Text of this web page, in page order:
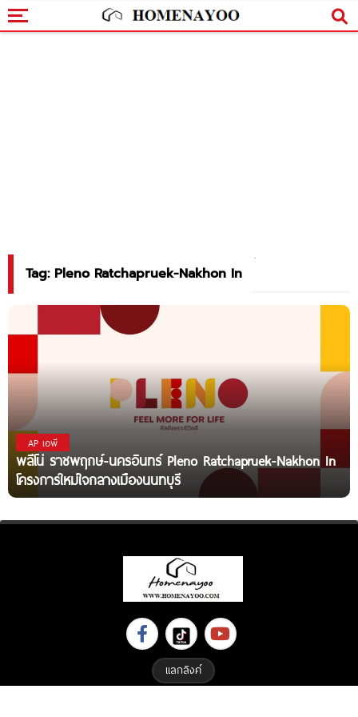
Tag: Pleno Ratchapruek-Nakhon In
AP เอพี
พลีโน่ ราชพฤกษ์-นครอินทร์ Pleno Ratchapruek-Nakhon In
โครงการใหม่ใจกลางเมืองนนทบุรี
แลกลิงค์